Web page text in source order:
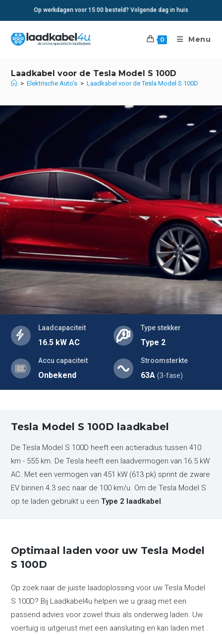
Op werkdagen voor 15:00 besteld? Volgende dag in huis
0 Menu
Laadkabel voor de Tesla Model S 100D
> Elektrische Auto's > Laadkabel voor de Tesla Model S 100D
Laadcapaciteit
16.5 kW AC
Type stekker
Type 2
Accu capaciteit
Onbekend
Stroomsterkte
63A (3-fase)
Tesla Model S 100D laadkabel
De Tesla Model S 100D heeft een actieradius tussen 410
km - 555 km. De Tesla heeft een laadvermogen van 16.5 kW
AC. Met een vermogen van 451 kW (613 pk) sprint de zware
EV binnen 4.3 sec naar de 100 km/u. Om de Tesla Model S
op te laden gebruikt u eenType 2 laadkabel.
Optimaal laden voor uw Tesla Model
S 100D
Op zoek naar de juiste laadoplossing voor uw Tesla Model
S 100D? Bij Laadkabel4u helpen we u graag met een
passend advies voor zowel thuis als onderweg laden. Uw
voertuig is uitgerust met een aansluiting en kan laden met .